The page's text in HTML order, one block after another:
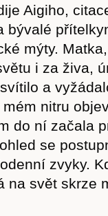
Aigiho,
bývalé
mýty.
i za živa,
a
nitru
do ní začala
se
zvyky.
na svět skrze